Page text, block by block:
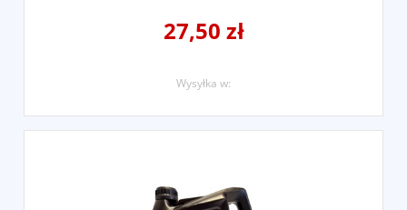
27,50 zł
Wysyłka w: